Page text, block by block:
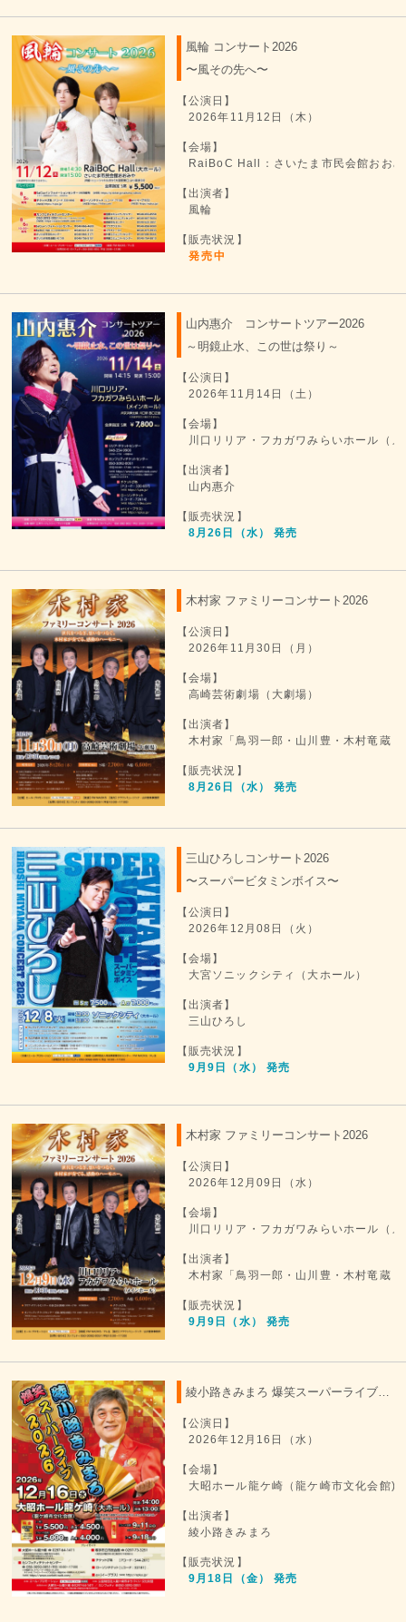
風輪 コンサート2026
〜風その先へ〜
【公演日】
2026年11月12日（木）
【会場】
RaiBoC Hall：さいたま市民会館おお
【出演者】
風輪
【販売状況】
発売中
山内惠介 コンサートツアー2026
～明鏡止水、この世は祭り～
【公演日】
2026年11月14日（土）
【会場】
川口リリア・フカガワみらいホール（
【出演者】
山内惠介
【販売状況】
8月26日（水） 発売
木村家 ファミリーコンサート2026
【公演日】
2026年11月30日（月）
【会場】
高崎芸術劇場（大劇場）
【出演者】
木村家「鳥羽一郎・山川豊・木村竜蔵
【販売状況】
8月26日（水） 発売
三山ひろしコンサート2026
〜スーパービタミンボイス〜
【公演日】
2026年12月08日（火）
【会場】
大宮ソニックシティ（大ホール）
【出演者】
三山ひろし
【販売状況】
9月9日（水） 発売
木村家 ファミリーコンサート2026
【公演日】
2026年12月09日（水）
【会場】
川口リリア・フカガワみらいホール（
【出演者】
木村家「鳥羽一郎・山川豊・木村竜蔵
【販売状況】
9月9日（水） 発売
綾小路きみまろ 爆笑スーパーライブ 2026
【公演日】
2026年12月16日（水）
【会場】
大昭ホール龍ケ崎（龍ケ崎市文化会館)
【出演者】
綾小路きみまろ
【販売状況】
9月18日（金） 発売